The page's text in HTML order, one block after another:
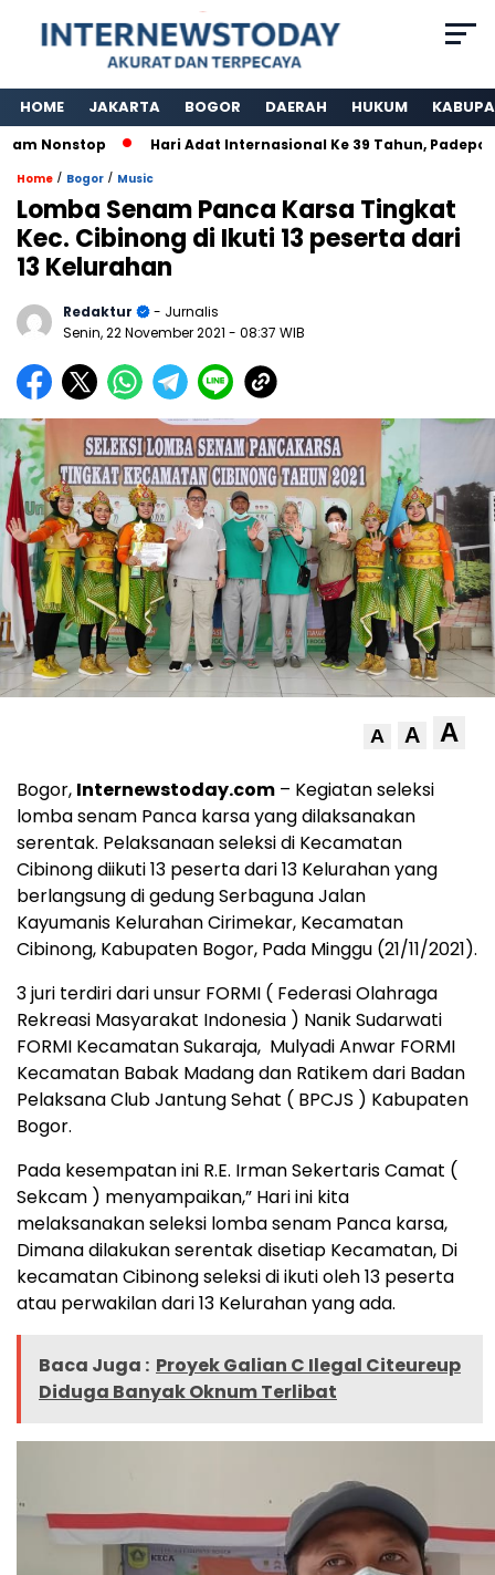
HOME JAKARTA BOGOR DAERAH HUKUM
Hari Adat Internasional Ke 39 Tahun, Padepokan
Home / Bogor / Music
Lomba Senam Panca Karsa Tingkat
Kec. Cibinong di Ikuti 13 peserta dari
13 Kelurahan
Redaktur
- Jurnalis
Senin, 22 November 2021 - 08:37 WIB
A A A
Bogor, Internewstoday.com – Kegiatan seleksi
lomba senam Panca karsa yang dilaksanakan
serentak. Pelaksanaan seleksi di Kecamatan
Cibinong diikuti 13 peserta dari 13 Kelurahan yang
berlangsung di gedung Serbaguna Jalan
Kayumanis Kelurahan Cirimekar, Kecamatan
Cibinong, Kabupaten Bogor, Pada Minggu (21/11/2021).
3 juri terdiri dari unsur FORMI ( Federasi Olahraga
Rekreasi Masyarakat Indonesia ) Nanik Sudarwati
FORMI Kecamatan Sukaraja, Mulyadi Anwar FORMI
Kecamatan Babak Madang dan Ratikem dari Badan
Pelaksana Club Jantung Sehat ( BPCJS ) Kabupaten
Bogor.
Pada kesempatan ini R.E. Irman Sekertaris Camat (
Sekcam ) menyampaikan,” Hari ini kita
melaksanakan seleksi lomba senam Panca karsa,
Dimana dilakukan serentak disetiap Kecamatan, Di
kecamatan Cibinong seleksi di ikuti oleh 13 peserta
atau perwakilan dari 13 Kelurahan yang ada.
Baca Juga : Proyek Galian C Ilegal Citeureup
Diduga Banyak Oknum Terlibat